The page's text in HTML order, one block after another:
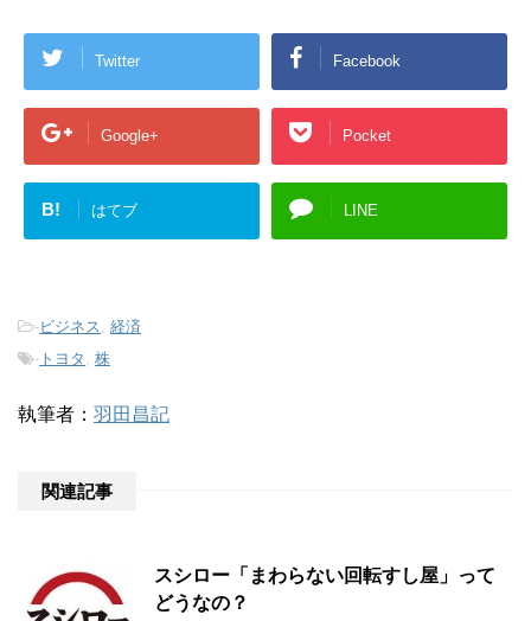
Twitter Facebook
Google+ Pocket
B! はてブ LINE
-ビジネス
経済
- トヨタ 株
執筆者： 羽田昌記
関連記事
スシロー「まわらない回転すし屋」って
どうなの？